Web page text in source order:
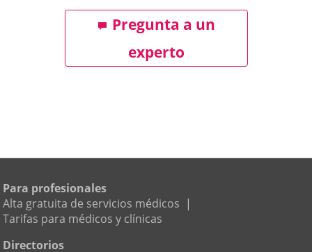
Pregunta a un
experto
Para profesionales
Alta gratuita de servicios médicos |
Tarifas para médicos y clínicas
Directorios